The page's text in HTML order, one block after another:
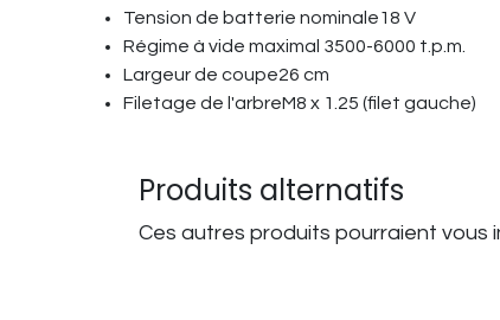
Tension de batterie nominale18 V
Régime à vide maximal 3500-6000 t.p.m.
Largeur de coupe26 cm
Filetage de l'arbreM8 x 1.25 (filet gauche)
Produits alternatifs
Ces autres produits pourraient vous